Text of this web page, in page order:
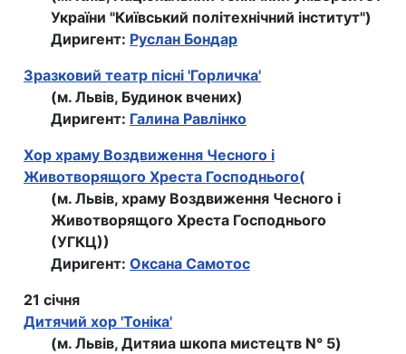
України "Київський політехнічний інститут")
Диригент: Руслан Бондар
Зразковий театр пісні 'Горличка'
(м. Львів, Будинок вчених)
Диригент: Галина Равлінко
Хор храму Воздвиження Чесного і
Животворящого Хреста Господнього(
(м. Львів, храму Воздвиження Чесного і
Животворящого Хреста Господнього
(УГКЦ))
Диригент: Оксана Самотос
21 січня
Дитячий хор 'Тонiка'
(м. Львів, Дитяиа шкопа мистецтв N° 5)